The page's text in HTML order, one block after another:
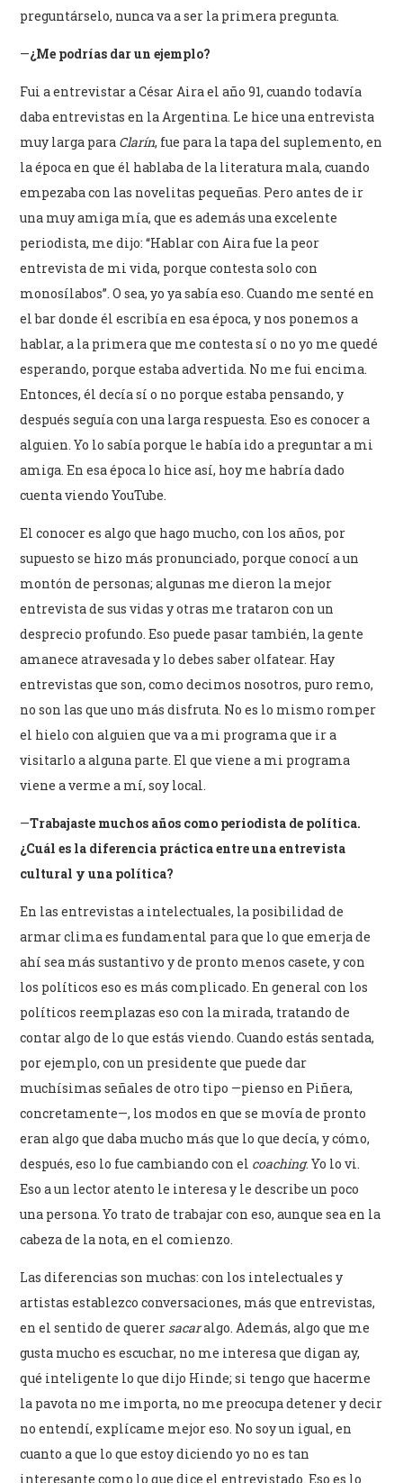
preguntárselo, nunca va a ser la primera pregunta.
—¿Me podrías dar un ejemplo?
Fui a entrevistar a César Aira el año 91, cuando todavía
daba entrevistas en la Argentina. Le hice una entrevista
muy larga para Clarín, fue para la tapa del suplemento, en
la época en que él hablaba de la literatura mala, cuando
empezaba con las novelitas pequeñas. Pero antes de ir
una muy amiga mía, que es además una excelente
periodista, me dijo: “Hablar con Aira fue la peor
entrevista de mi vida, porque contesta solo con
monosílabos”. O sea, yo ya sabía eso. Cuando me senté en
el bar donde él escribía en esa época, y nos ponemos a
hablar, a la primera que me contesta sí o no yo me quedé
esperando, porque estaba advertida. No me fui encima.
Entonces, él decía sí o no porque estaba pensando, y
después seguía con una larga respuesta. Eso es conocer a
alguien. Yo lo sabía porque le había ido a preguntar a mi
amiga. En esa época lo hice así, hoy me habría dado
cuenta viendo YouTube.
El conocer es algo que hago mucho, con los años, por
supuesto se hizo más pronunciado, porque conocí a un
montón de personas; algunas me dieron la mejor
entrevista de sus vidas y otras me trataron con un
desprecio profundo. Eso puede pasar también, la gente
amanece atravesada y lo debes saber olfatear. Hay
entrevistas que son, como decimos nosotros, puro remo,
no son las que uno más disfruta. No es lo mismo romper
el hielo con alguien que va a mi programa que ir a
visitarlo a alguna parte. El que viene a mi programa
viene a verme a mí, soy local.
—Trabajaste muchos años como periodista de política.
¿Cuál es la diferencia práctica entre una entrevista
cultural y una política?
En las entrevistas a intelectuales, la posibilidad de
armar clima es fundamental para que lo que emerja de
ahí sea más sustantivo y de pronto menos casete, y con
los políticos eso es más complicado. En general con los
políticos reemplazas eso con la mirada, tratando de
contar algo de lo que estás viendo. Cuando estás sentada,
por ejemplo, con un presidente que puede dar
muchísimas señales de otro tipo —pienso en Piñera,
concretamente—, los modos en que se movía de pronto
eran algo que daba mucho más que lo que decía, y cómo,
después, eso lo fue cambiando con el coaching. Yo lo vi.
Eso a un lector atento le interesa y le describe un poco
una persona. Yo trato de trabajar con eso, aunque sea en la
cabeza de la nota, en el comienzo.
Las diferencias son muchas: con los intelectuales y
artistas establezco conversaciones, más que entrevistas,
en el sentido de querer sacaralgo. Además, algo que me
gusta mucho es escuchar, no me interesa que digan ay,
qué inteligente lo que dijo Hinde; si tengo que hacerme
la pavota no me importa, no me preocupa detener y decir
no entendí, explícame mejor eso. No soy un igual, en
cuanto a que lo que estoy diciendo yo no es tan
interesante como lo que dice el entrevistado. Eso es lo